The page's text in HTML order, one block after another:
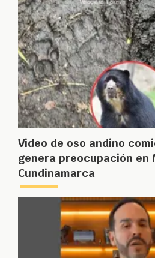
Video de oso andino
genera preocupación en
Cundinamarca